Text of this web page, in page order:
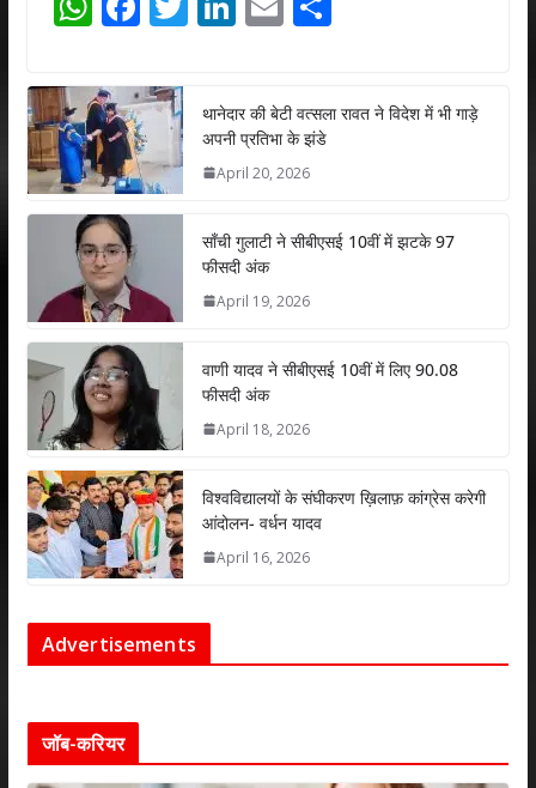
at
s
A
p
p
e
b
o
o
er e
dI
l e
थानेदार की बेटी वत्सला रावत ने विदेश में भी गाड़े
अपनी प्रतिभा के झंडे
April 20, 2026
साँची गुलाटी ने सीबीएसई 10वीं में झटके 97
फीसदी अंक
April 19, 2026
वाणी यादव ने सीबीएसई 10वीं में लिए 90.08
फीसदी अंक
April 18, 2026
विश्वविद्यालयों के संघीकरण ख़िलाफ़ कांग्रेस करेगी
आंदोलन- वर्धन यादव
April 16, 2026
Advertisements
जॉब-करियर